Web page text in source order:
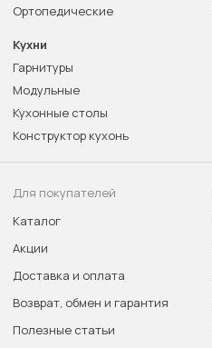
Ортопедические
Кухни
Гарнитуры
Модульные
Кухонные столы
Конструктор кухонь
Для покупателей
Каталог
Акции
Доставка и оплата
Возврат, обмен и гарантия
Полезные статьи